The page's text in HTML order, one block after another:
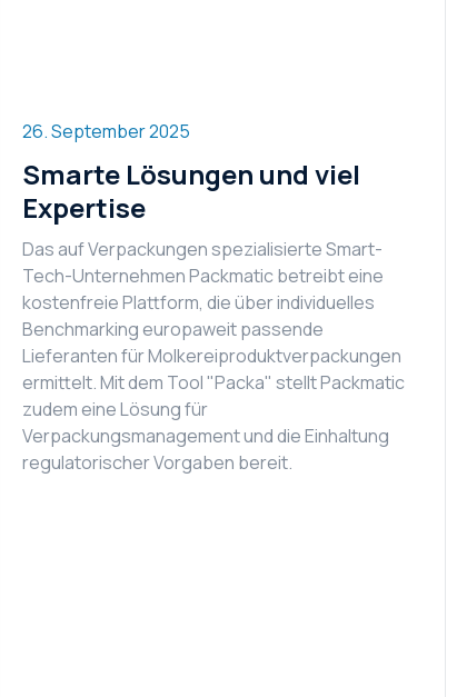
26. September 2025
Smarte Lösungen und viel
Expertise
Das auf Verpackungen spezialisierte Smart-
Tech-Unternehmen Packmatic betreibt eine
kostenfreie Plattform, die über individuelles
Benchmarking europaweit passende
Lieferanten für Molkereiproduktverpackungen
ermittelt. Mit dem Tool "Packa" stellt Packmatic
zudem eine Lösung für
Verpackungsmanagement und die Einhaltung
regulatorischer Vorgaben bereit.